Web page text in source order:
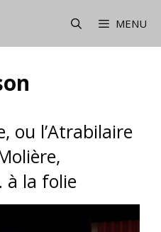
MENU
ou l’Atrabilaire
à la folie